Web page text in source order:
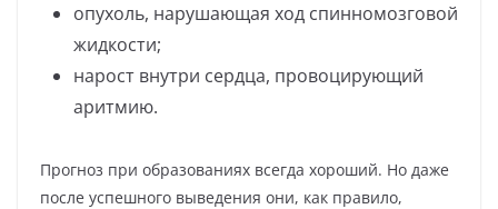
опухоль, нарушающая ход спинномозговой
жидкости;
нарост внутри сердца, провоцирующий
аритмию.
Прогноз при образованиях всегда хороший. Но даже
после успешного выведения они, как правило,